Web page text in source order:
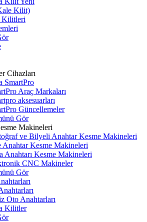
Kilit)
Kilitleri
Cihazları
SmartPro
Araç Markaları
aksesuarları
Güncellemeler
Gör
Makineleri
ve Bilyeli Anahtar Kesme Makineleri
Anahtar Kesme Makineleri
Anahtarı Kesme Makineleri
CNC Makineler
Gör
Oto Anahtarları
Kilitler